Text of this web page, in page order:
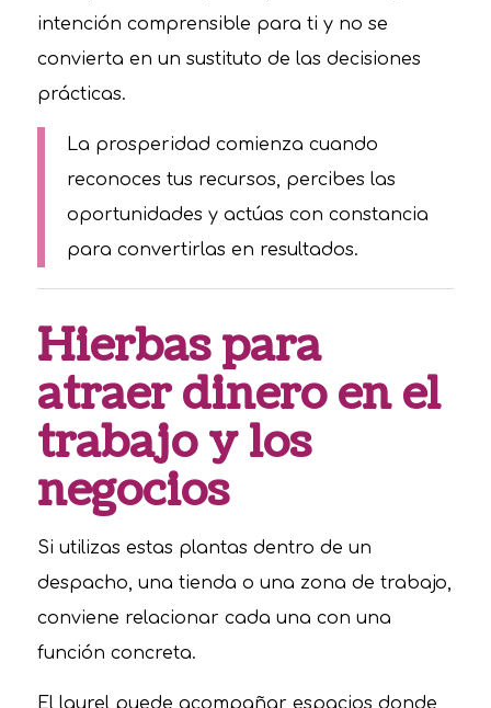
intención comprensible para ti y no se
convierta en un sustituto de las decisiones
prácticas.
La prosperidad comienza cuando
reconoces tus recursos, percibes las
oportunidades y actúas con constancia
para convertirlas en resultados.
Hierbas para
atraer dinero en el
trabajo y los
negocios
Si utilizas estas plantas dentro de un
despacho, una tienda o una zona de trabajo,
conviene relacionar cada una con una
función concreta.
El laurel puede acompañar espacios donde